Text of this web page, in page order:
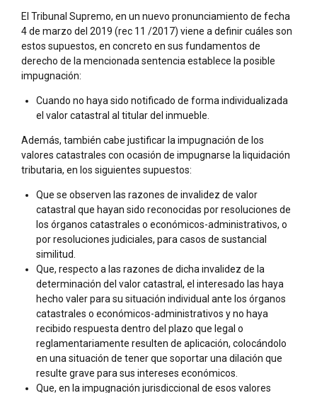
El Tribunal Supremo, en un nuevo pronunciamiento de fecha
4 de marzo del 2019 (rec 11 /2017) viene a definir cuáles son
estos supuestos, en concreto en sus fundamentos de
derecho de la mencionada sentencia establece la posible
impugnación:
Cuando no haya sido notificado de forma individualizada
el valor catastral al titular del inmueble.
Además, también cabe justificar la impugnación de los
valores catastrales con ocasión de impugnarse la liquidación
tributaria, en los siguientes supuestos:
Que se observen las razones de invalidez de valor
catastral que hayan sido reconocidas por resoluciones de
los órganos catastrales o económicos-administrativos, o
por resoluciones judiciales, para casos de sustancial
similitud.
Que, respecto a las razones de dicha invalidez de la
determinación del valor catastral, el interesado las haya
hecho valer para su situación individual ante los órganos
catastrales o económicos-administrativos y no haya
recibido respuesta dentro del plazo que legal o
reglamentariamente resulten de aplicación, colocándolo
en una situación de tener que soportar una dilación que
resulte grave para sus intereses económicos.
Que, en la impugnación jurisdiccional de esos valores